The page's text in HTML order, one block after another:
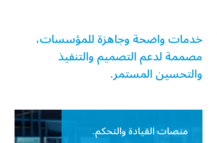
خدمات واضحة وجاهزة للمؤسسات،
مصممة لدعم التصميم والتنفيذ
والتحسين المستمر.
منصات القيادة والتحكم.